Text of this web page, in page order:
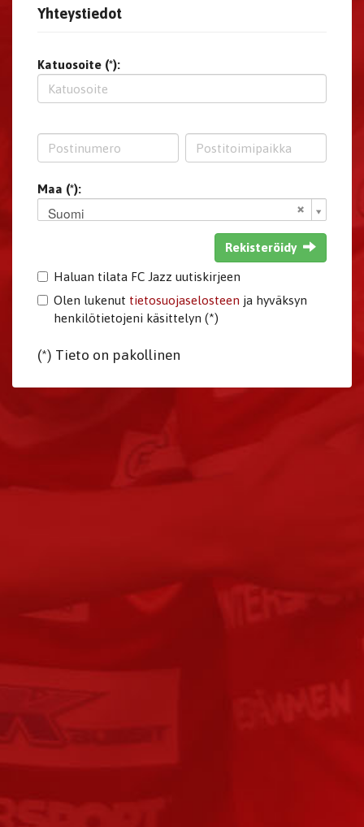
Yhteystiedot
Katuosoite (*):
Maa (*):
Suomi
Rekisteröidy
Haluan tilata FC Jazz uutiskirjeen
Olen lukenut tietosuojaselosteen ja hyväksyn
henkilötietojeni käsittelyn (*)
(*) Tieto on pakollinen